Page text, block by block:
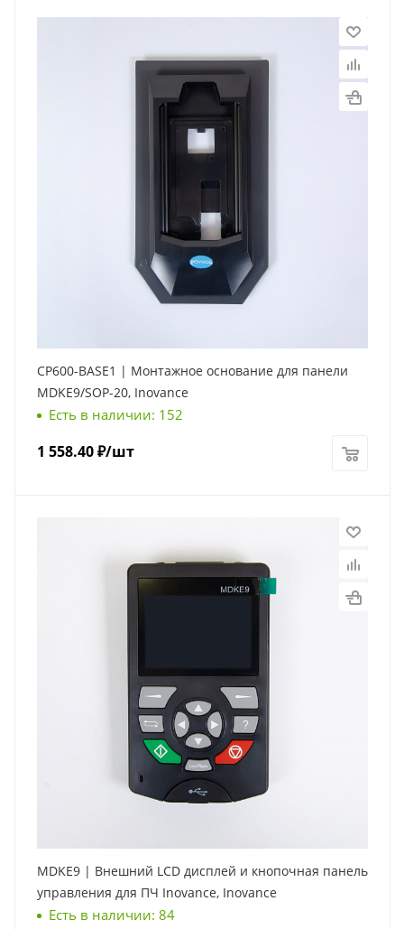
CP600-BASE1 | Монтажное основание для панели
MDKE9/SOP-20, Inovance
Есть в наличии: 152
1 558.40₽/шт
MDKE9 | Внешний LCD дисплей и кнопочная панель
управления для ПЧ Inovance, Inovance
Есть в наличии: 84